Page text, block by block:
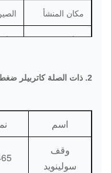
مكان المنشأ
ميناء:
طرق التوصيل:
إس /2. ذات الصلة كاتربيلر
اسم
وقف
سولينويد